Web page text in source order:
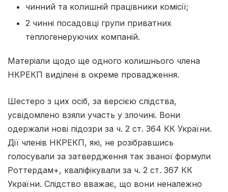
чинний та колишній працівники комісії;
2 чинні посадовці групи приватних
теплогенеруючих компаній.
Матеріали щодо ще одного колишнього члена
НКРЕКП виділені в окреме провадження.
Шестеро з цих осіб, за версією слідства,
усвідомлено взяли участь у злочині. Вони
одержали нові підозри за ч. 2 ст. 364 КК України.
Дії членів НКРЕКП, які, не розібравшись
голосували за затвердження так званої формули
Роттердам+, кваліфікували за ч. 2 ст. 367 КК
України. Слідство вважає, що вони неналежно